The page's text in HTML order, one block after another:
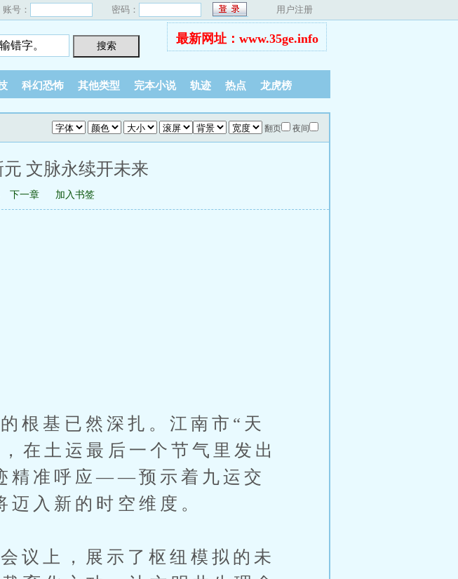
账号： 密码： 用户注册
最新网址：www.35ge.info
科幻恐怖 其他类型 完本小说 轨迹 热点 龙虎榜
翻页 夜间
文脉永续开未来
下一章 加入书签
基已然深扎。江南市“天
在土运最后一个节气里发出
精准呼应——预示着九运交
入新的时空维度。
议上，展示了枢纽模拟的未